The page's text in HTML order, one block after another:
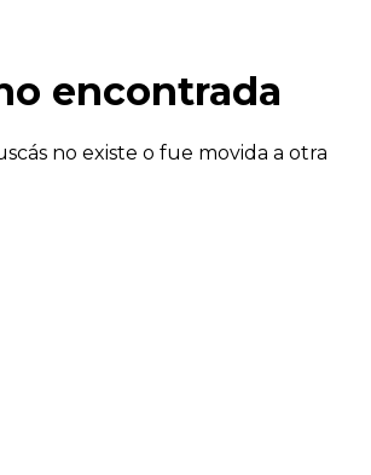
encontrada
no existe o fue movida a otra